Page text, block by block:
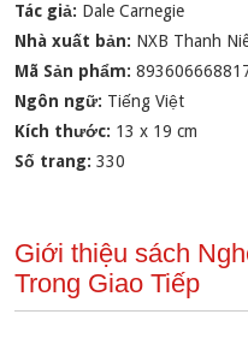
Tác giả: Dale Carnegie
Nhà xuất bản: NXB Thanh
Mã Sản phẩm:
Ngôn ngữ: Tiếng Việt
Kích thước: 13 x 19 cm
Số trang:330
Giới thiệu sách
Trong Giao Tiếp